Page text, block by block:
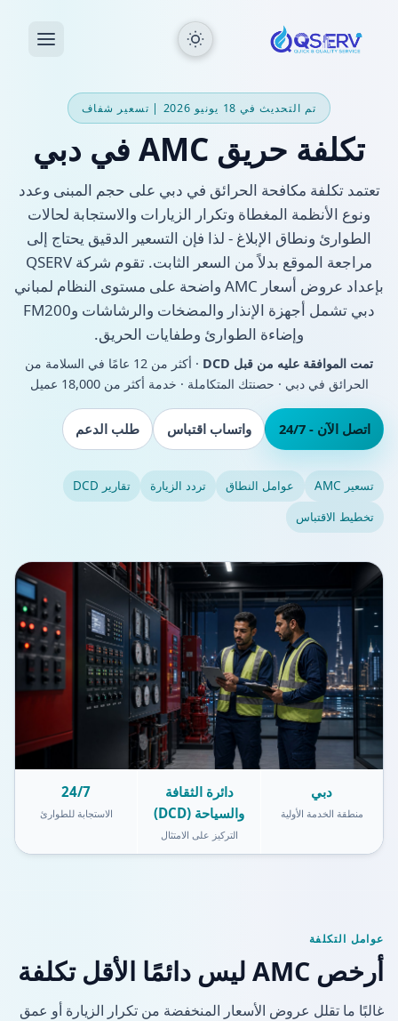
تم التحديث في 18 يونيو 2026 | تسعير شفاف
تكلفة حريق AMC في دبي
تعتمد تكلفة مكافحة الحرائق في دبي على حجم المبنى وعدد
ونوع الأنظمة المغطاة وتكرار الزيارات والاستجابة لحالات
الطوارئ ونطاق الإبلاغ - لذا فإن التسعير الدقيق يحتاج إلى
مراجعة الموقع بدلاً من السعر الثابت. تقوم شركة QSERV
بإعداد عروض أسعار AMC واضحة على مستوى النظام لمباني
دبي تشمل أجهزة الإنذار والمضخات والرشاشات وFM200
وإضاءة الطوارئ وطفايات الحريق.
تمت الموافقة عليه من قبل DCD
· أكثر من 12 عامًا في السلامة من
الحرائق في دبي · حصنتك المتكاملة · خدمة أكثر من 18,000 عميل
اتصل الآن - 24/7 واتساب اقتباس طلب الدعم
تسعير AMC عوامل النطاق تردد الزيارة
تقارير DCD
تخطيط الاقتباس
دبي
منطقة الخدمة الأولية
دائرة الثقافة
والسياحة (DCD)
التركيز على الامتثال
24/7
الاستجابة للطوارئ
عوامل التكلفة
أرخص AMC ليس دائمًا الأقل تكلفة
غالبًا ما تقلل عروض الأسعار المنخفضة من تكرار الزيارة أو عمق